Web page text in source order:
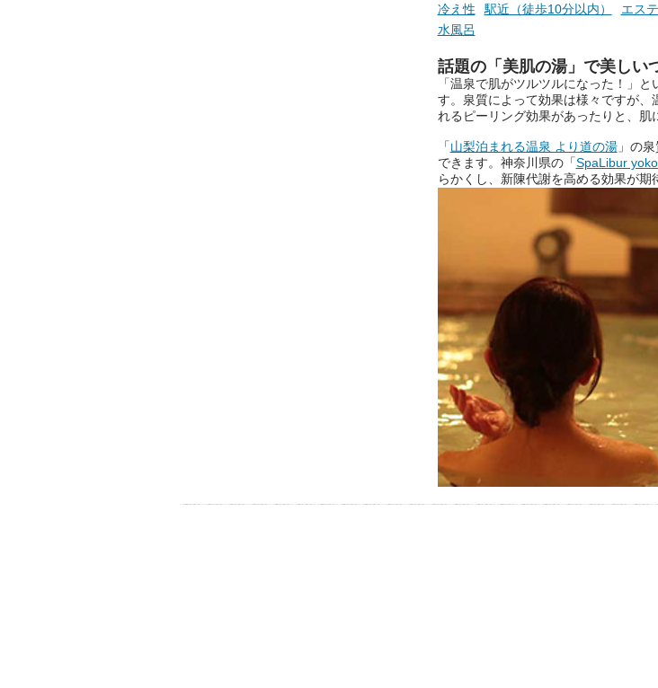
冷え性
駅近（徒歩10分以内） エス
水風呂
話題の「美肌の湯」で美しい
「温泉で肌がツルツルになった！」
す。泉質によって効果は様々ですが、
れるピーリング効果があったりと、肌
「山梨泊まれる温泉 より道の湯」の泉
できます。神奈川県の「SpaLibur
らかくし、新陳代謝を高める効果が期